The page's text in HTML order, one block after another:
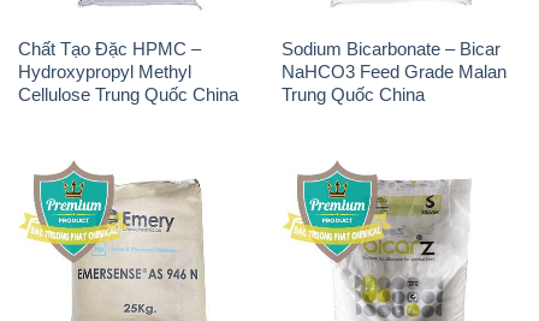
Chất Tạo Đặc HPMC –
Hydroxypropyl Methyl
Cellulose Trung Quốc China
Sodium Bicarbonate – Bicar
NaHCO3 Feed Grade Malan
Trung Quốc China